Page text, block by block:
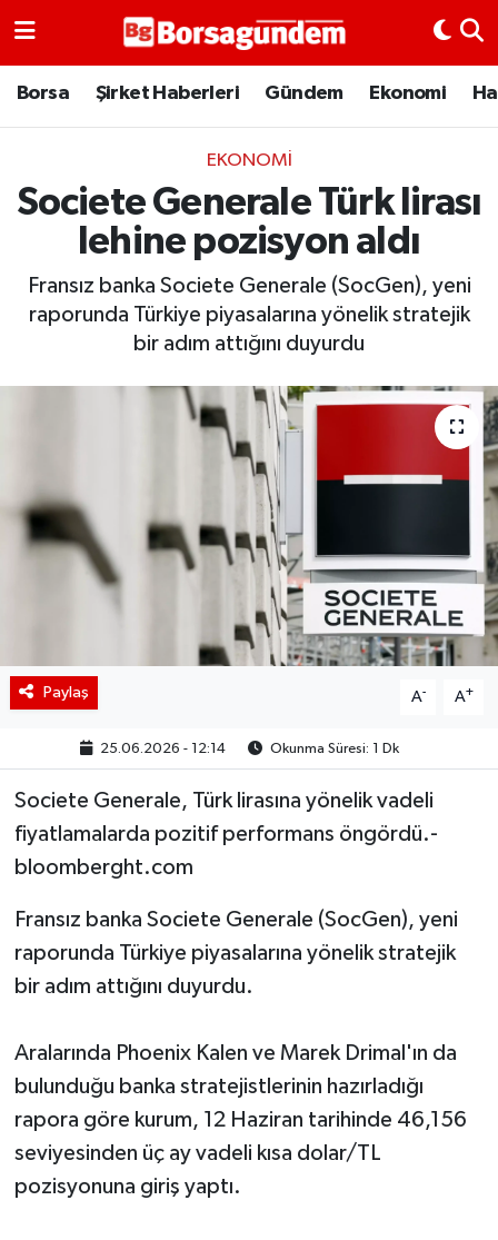
Borsa Şirket Haberleri Gündem Ekonomi
EKONOMI
Societe Generale Türk lirası
lehine pozisyon aldı
Fransız banka Societe Generale (SocGen), yeni
raporunda Türkiye piyasalarına yönelik stratejik
bir adım attığını duyurdu
Paylaş A- A+
25.06.2026 - 12:14 Okunma Süresi: 1 Dk
Societe Generale, Türk lirasına yönelik vadeli
fiyatlamalarda pozitif performans öngördü.-
bloomberght.com
Fransız banka Societe Generale (SocGen), yeni
raporunda Türkiye piyasalarına yönelik stratejik
bir adım attığını duyurdu.
Aralarında Phoenix Kalen ve Marek Drimal'ın da
bulunduğu banka stratejistlerinin hazırladığı
rapora göre kurum, 12 Haziran tarihinde 46,156
seviyesinden üç ay vadeli kısa dolar/TL
pozisyonuna giriş yaptı.
Borsa
Emtia
Galeri
Gündem
Şirket Haberleri
BIST 100 Isı Haritası
Coin Isı Haritası
Ekonomik Takvim
Kiripto Para Piyasası
Gizlilik Sözleşmesi
Hakkımızda
İletişim